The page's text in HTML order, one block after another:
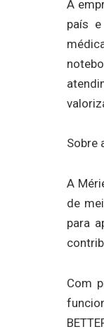
A
país e
Sobre
A
de
para
Com